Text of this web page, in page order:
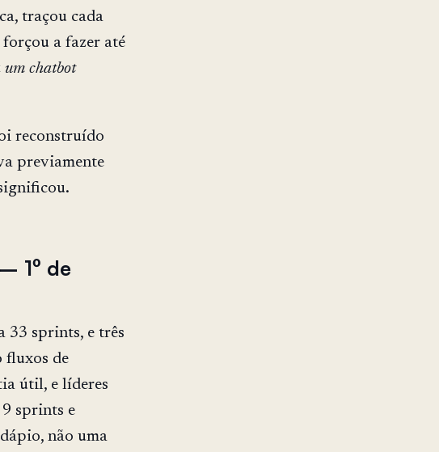
traçou cada
a fazer até
chatbot
reconstruído
previamente
1º de
33 sprints, e três
fluxos de
útil, e líderes
sprints e
não uma